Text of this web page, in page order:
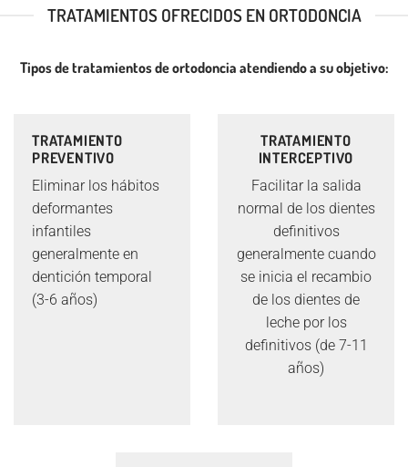
TRATAMIENTOS OFRECIDOS EN ORTODONCIA
Tipos de tratamientos de ortodoncia atendiendo a su objetivo:
TRATAMIENTO
PREVENTIVO
Eliminar los hábitos
deformantes
infantiles
generalmente en
dentición temporal
(3-6 años)
TRATAMIENTO
INTERCEPTIVO
Facilitar la salida
normal de los dientes
definitivos
generalmente cuando
se inicia el recambio
de los dientes de
leche por los
definitivos (de 7-11
años)